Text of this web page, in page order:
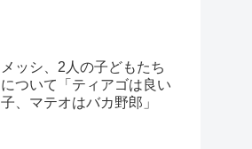
メッシ、2人の子どもたち
について「ティアゴは良い
子、マテオはバカ野郎」